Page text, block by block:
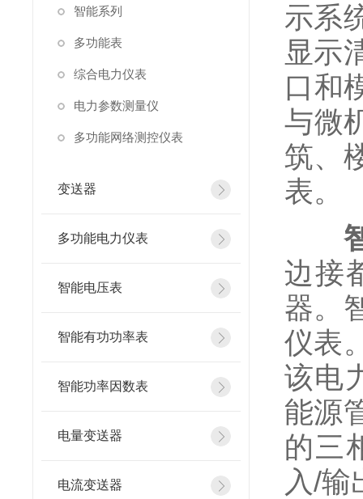
智能系列
多功能表
综合电力仪表
电力参数测量仪
多功能网络测控仪表
变送器
多功能电力仪表
智能电压表
智能有功功率表
智能功率因数表
电量变送器
电流变送器
示系
显示
口和
与微
筑、
表。
边接
器。
仪表
该电
能源
的三
入/输